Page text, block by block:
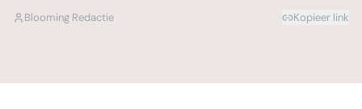
Blooming Redactie Kopieer link